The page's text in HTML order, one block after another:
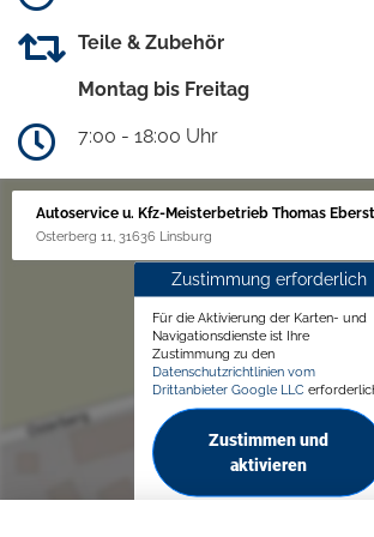
Teile & Zubehör
Montag bis Freitag
7:00 - 18:00 Uhr
Autoservice u. Kfz-Meisterbetrieb Thomas
Osterberg 11, 31636 Linsburg
Zustimmung erforderlich
Für die Aktivierung der Karten- und
Navigationsdienste ist Ihre
Zustimmung zu den
Datenschutzrichtlinien vom
Drittanbieter Google LLC
Zustimmen und
aktivieren